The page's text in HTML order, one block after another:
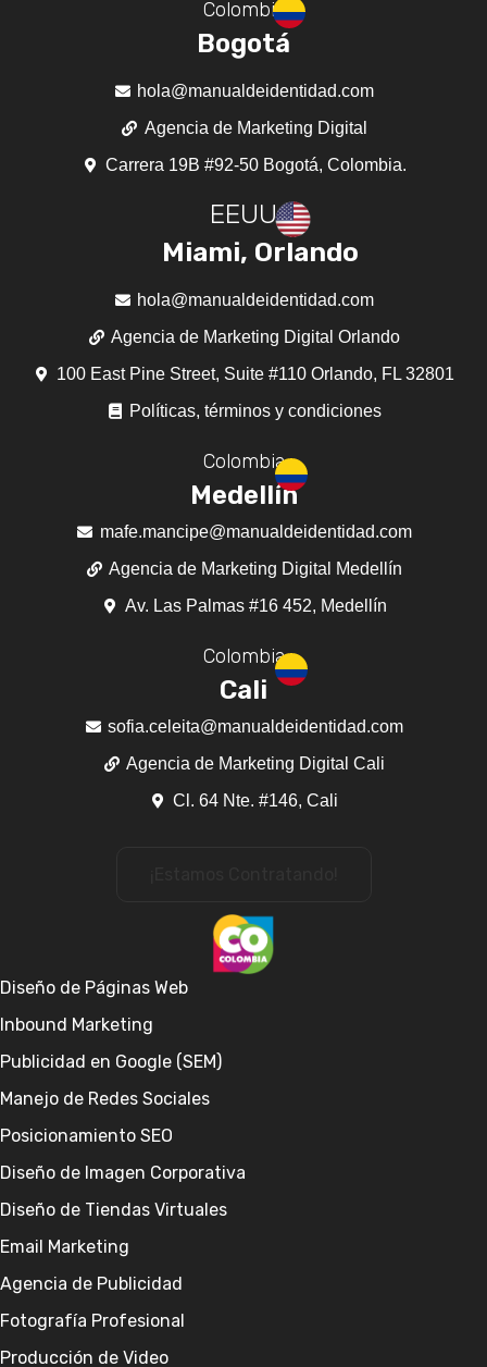
Diseño de Páginas Web
Inbound Marketing
Publicidad en Google (SEM)
Manejo de Redes Sociales
Posicionamiento SEO
Diseño de Imagen Corporativa
Diseño de Tiendas Virtuales
Email Marketing
Agencia de Publicidad
Fotografía Profesional
Producción de Video
Colombia
Bogotá
hola@manualdeidentidad.com
Agencia de Marketing Digital
Carrera 19B #92-50 Bogotá, Colombia.
EEUU
Miami, Orlando
hola@manualdeidentidad.com
Agencia de Marketing Digital Orlando
100 East Pine Street, Suite #110 Orlando, FL 32801
Políticas, términos y condiciones
Colombia
Medellín
mafe.mancipe@manualdeidentidad.com
Agencia de Marketing Digital Medellín
Av. Las Palmas #16 452, Medellín
Colombia
Cali
sofia.celeita@manualdeidentidad.com
Agencia de Marketing Digital Cali
Cl. 64 Nte. #146, Cali